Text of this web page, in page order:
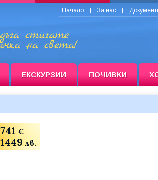
Начало За нас
ЕКСКУРЗИИ ПОЧИВКИ
741 €
1449 лв.